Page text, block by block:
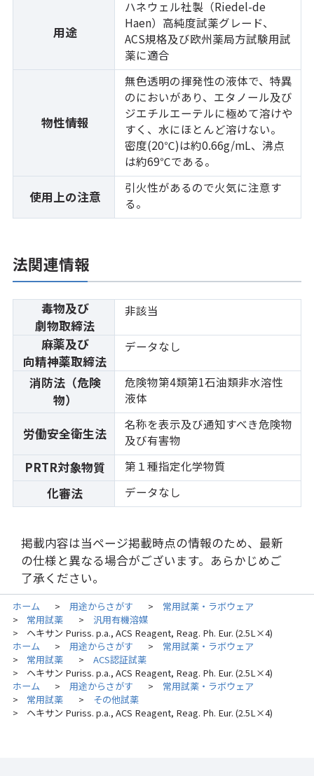
用途
ハネウェル社製（Riedel-de
Haen）高純度試薬グレード、
ACS規格及び欧州薬局方試験用試
薬に適合
物性情報
無色透明の揮発性の液体で、特異
のにおいがあり、エタノール及び
ジエチルエーテルに極めて溶けや
すく、水にほとんど溶けない。
密度(20℃)は約0.66g/mL、沸点
は約69℃である。
使用上の注意
引火性があるので火気に注意す
る。
法関連情報
毒物及び
劇物取締法
非該当
麻薬及び
向精神薬取締法
データなし
消防法（危険
物）
危険物第4類第1石油類非水溶性
液体
労働安全衛生法
名称を表示及び通知すべき危険物
及び有害物
PRTR対象物質 第１種指定化学物質
化審法 データなし
掲載内容は当ページ掲載時点の情報のため、最新
の仕様と異なる場合がございます。あらかじめご
了承ください。
ホーム > 用途からさがす > 常用試薬・ラボウェア
> 常用試薬 > 汎用有機溶媒
>
ヘキサン Puriss. p.a., ACS Reagent, Reag. Ph. Eur. (2.5L×4)
ホーム
> 用途からさがす > 常用試薬・ラボウェア
> 常用試薬 > ACS認証試薬
>
ヘキサン Puriss. p.a., ACS Reagent, Reag. Ph. Eur. (2.5L×4)
ホーム
> 用途からさがす > 常用試薬・ラボウェア
> 常用試薬 > その他試薬
> ヘキサン Puriss. p.a., ACS Reagent, Reag. Ph. Eur. (2.5L×4)